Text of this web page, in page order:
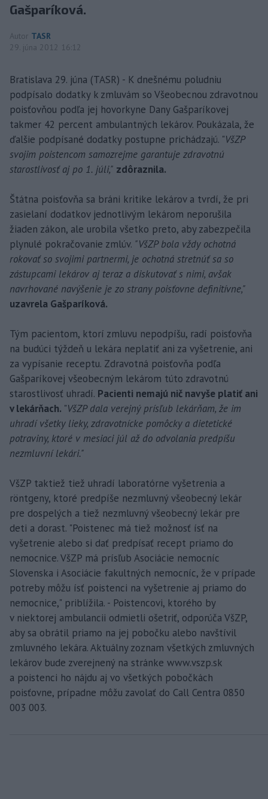
Gašparíková.
Autor TASR
29. júna 2012 16:12
Bratislava 29. júna (TASR) - K dnešnému poludniu
podpísalo dodatky k zmluvám so Všeobecnou zdravotnou
poisťovňou podľa jej hovorkyne Dany Gašparíkovej
takmer 42 percent ambulantných lekárov. Poukázala, že
ďalšie podpísané dodatky postupne prichádzajú. "VšZP
svojim poistencom samozrejme garantuje zdravotnú
starostlivosť aj po 1. júli," zdôraznila.
Štátna poisťovňa sa bráni kritike lekárov a tvrdí, že pri
zasielaní dodatkov jednotlivým lekárom neporušila
žiaden zákon, ale urobila všetko preto, aby zabezpečila
plynulé pokračovanie zmlúv. "VšZP bola vždy ochotná
rokovať so svojimi partnermi, je ochotná stretnúť sa so
zástupcami lekárov aj teraz a diskutovať s nimi, avšak
navrhované navýšenie je zo strany poisťovne definitívne,"
uzavrela Gašparíková.
Tým pacientom, ktorí zmluvu nepodpíšu, radí poisťovňa
na budúci týždeň u lekára neplatiť ani za vyšetrenie, ani
za vypísanie receptu. Zdravotná poisťovňa podľa
Gašparíkovej všeobecným lekárom túto zdravotnú
starostlivosť uhradí. Pacienti nemajú nič navyše platiť ani
v lekárňach. "VšZP dala verejný prísľub lekárňam, že im
uhradí všetky lieky, zdravotnícke pomôcky a dietetické
potraviny, ktoré v mesiaci júl až do odvolania predpíšu
nezmluvní lekári."
VšZP taktiež tiež uhradí laboratórne vyšetrenia a
röntgeny, ktoré predpíše nezmluvný všeobecný lekár
pre dospelých a tiež nezmluvný všeobecný lekár pre
deti a dorast. "Poistenec má tiež možnosť ísť na
vyšetrenie alebo si dať predpísať recept priamo do
nemocnice. VšZP má prísľub Asociácie nemocníc
Slovenska i Asociácie fakultných nemocníc, že v prípade
potreby môžu ísť poistenci na vyšetrenie aj priamo do
nemocnice," priblížila. - Poistencovi, ktorého by
v niektorej ambulancii odmietli ošetriť, odporúča VšZP,
aby sa obrátil priamo na jej pobočku alebo navštívil
zmluvného lekára. Aktuálny zoznam všetkých zmluvných
lekárov bude zverejnený na stránke www.vszp.sk
a poistenci ho nájdu aj vo všetkých pobočkách
poisťovne, prípadne môžu zavolať do Call Centra 0850
003 003.